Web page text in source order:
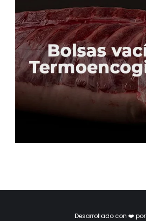
Desarrollado con ❤️ por